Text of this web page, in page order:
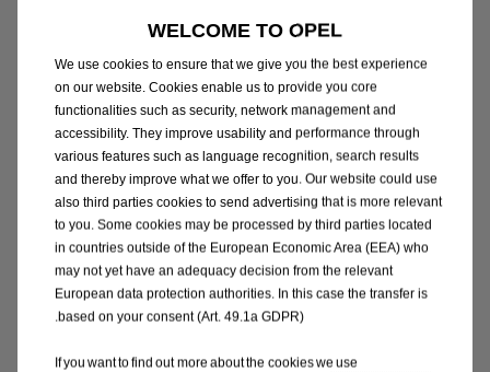
شاهد جميع الوكلاء
WELCOME TO OPEL
We use cookies to ensure that we give you the best experience
on our website. Cookies enable us to provide you core
functionalities such as security, network management and
accessibility. They improve usability and performance through
various features such as language recognition, search results
and thereby improve what we offer to you. Our website could use
also third parties cookies to send advertising that is more relevant
to you. Some cookies may be processed by third parties located
in countries outside of the European Economic Area (EEA) who
may not yet have an adequacy decision from the relevant
European data protection authorities. In this case the transfer is
based on your consent (Art. 49.1a GDPR).
If you want to find out more about the cookies we use